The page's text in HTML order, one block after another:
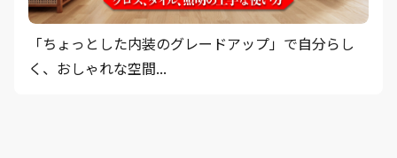
「ちょっとした内装のグレードアップ」で自分らし
く、おしゃれな空間...